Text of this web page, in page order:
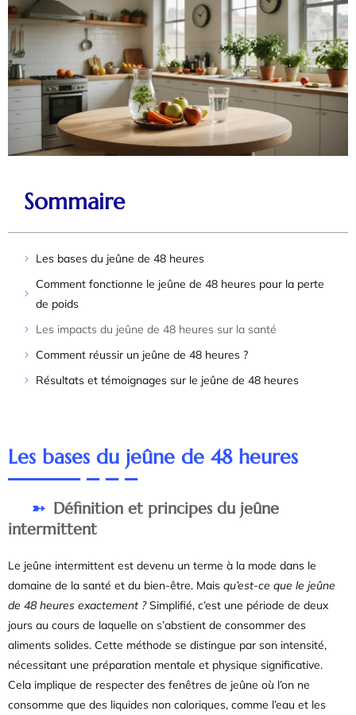
Sommaire
Les bases du jeûne de 48 heures
Comment fonctionne le jeûne de 48 heures pour la perte
de poids
Les impacts du jeûne de 48 heures sur la santé
Comment réussir un jeûne de 48 heures ?
Résultats et témoignages sur le jeûne de 48 heures
Les bases du jeûne de 48 heures
Définition et principes du jeûne
intermittent
Le jeûne intermittent est devenu un terme à la mode dans le
domaine de la santé et du bien-être. Mais qu’est-ce que le jeûne
de 48 heures exactement ?Simplifié, c’est une période de deux
jours au cours de laquelle on s’abstient de consommer des
aliments solides. Cette méthode se distingue par son intensité,
nécessitant une préparation mentale et physique significative.
Cela implique de respecter des fenêtres de jeûne où l’on ne
consomme que des liquides non caloriques, comme l’eau et les